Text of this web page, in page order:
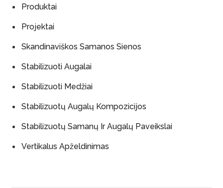
Produktai
Projektai
Skandinaviškos Samanos Sienos
Stabilizuoti Augalai
Stabilizuoti Medžiai
Stabilizuotų Augalų Kompozicijos
Stabilizuotų Samanų Ir Augalų Paveikslai
Vertikalus Apželdinimas